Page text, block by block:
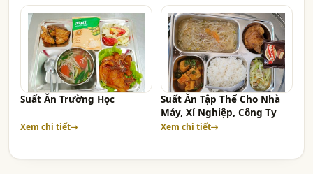
Suất Ăn Trường Học
Xem chi tiết
Suất Ăn Tập Thể Cho Nhà
Máy, Xí Nghiệp, Công Ty
Xem chi tiết